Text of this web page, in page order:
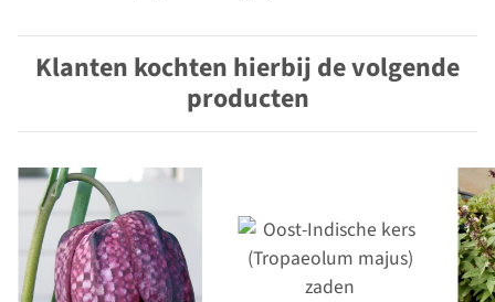
Klanten kochten hierbij de volgende
producten